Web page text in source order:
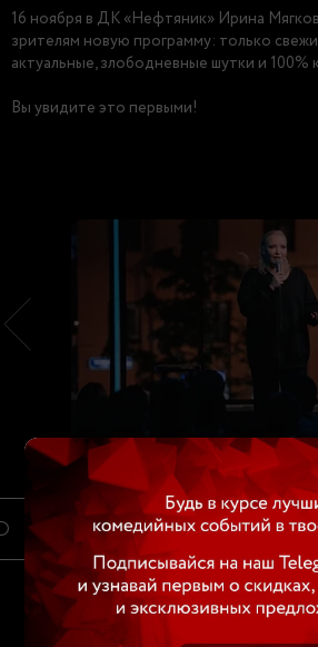
16 ноября в ДК «Нефтяник» Ирина
зрителям новую программу: только
актуальные, злободневные шутки и
Вы увидите это первыми!